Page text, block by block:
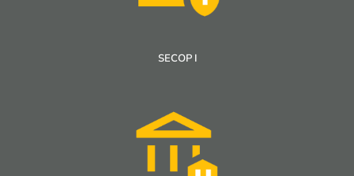
SECOP I